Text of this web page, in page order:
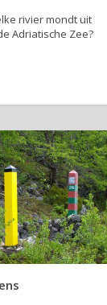
rivier mondt uit
Adri­a­ti­sche Zee?